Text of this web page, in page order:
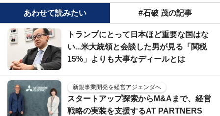
あわせて読みたい #石破 茂の記事
トランプにとって日本ほど重要な国はな
い...米大統領と会談した男が見る「関税
15%」よりも大事なディールとは
新規事業開発を経営アジェンダへ
スタートアップ探索からM&Aまで、経営
戦略の実装を支援するAT PARTNERS